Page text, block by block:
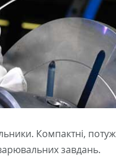
Компактні,
завдань.